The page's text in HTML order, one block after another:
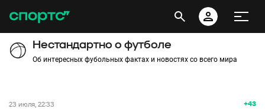
Нестандартно о футболе
Об интересных фубольных фактах и новостях со всего мира
+43
23 июля, 22:33